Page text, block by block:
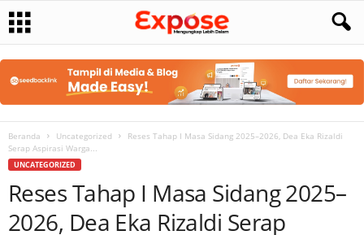
Beranda Uncategorized
Reses Tahap I Masa Sidang 2025–2026, Dea Eka Rizaldi
Serap Aspirasi Warga...
UNCATEGORIZED
Reses Tahap I Masa Sidang 2025–
2026, Dea Eka Rizaldi Serap